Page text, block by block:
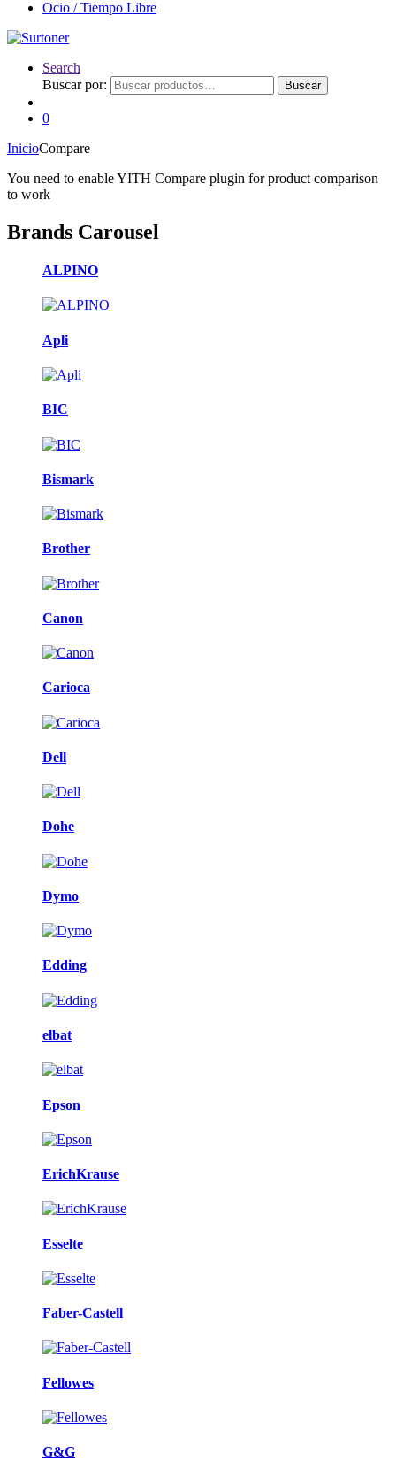
Ocio / Tiempo Libre
Search
Buscar por:
Buscar
0
InicioCompare
You need to enable YITH Compare plugin for product comparison
to work
Brands Carousel
ALPINO
Apli
BIC
Bismark
Brother
Canon
Carioca
Dell
Dohe
Dymo
Edding
elbat
Epson
ErichKrause
Esselte
Faber-Castell
Fellowes
G&G